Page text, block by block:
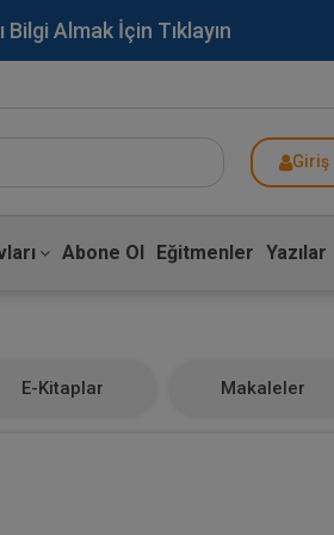
Almak İçin Tıklayın
Giriş
Abone Ol Eğitmenler Yazılar
E-Kitaplar Makaleler